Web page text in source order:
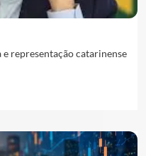
representação catarinense